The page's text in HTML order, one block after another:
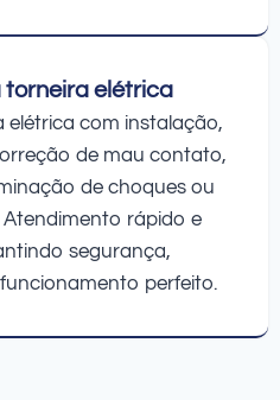
torneira elétrica
elétrica com instalação,
de mau contato,
de choques ou
Atendimento rápido e
segurança,
perfeito.